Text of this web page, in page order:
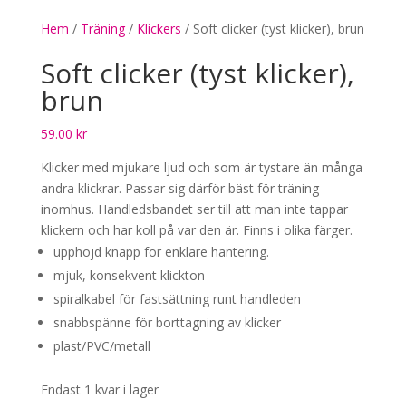
Hem / Träning/ Klickers / Soft clicker (tyst klicker), brun
Soft clicker (tyst klicker),
brun
59.00 kr
Klicker med mjukare ljud och som är tystare än många
andra klickrar. Passar sig därför bäst för träning
inomhus. Handledsbandet ser till att man inte tappar
klickern och har koll på var den är. Finns i olika färger.
upphöjd knapp för enklare hantering.
mjuk, konsekvent klickton
spiralkabel för fastsättning runt handleden
snabbspänne för borttagning av klicker
plast/PVC/metall
Endast 1 kvar i lager